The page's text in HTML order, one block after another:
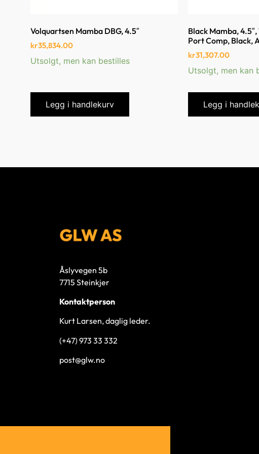
Volquartsen Mamba DBG, 4.5″
kr35,834.00
Utsolgt, men kan bestilles
Legg i handlekurv
Black Mamba,
Port Comp, Black,
kr31,307.00
Utsolgt, men kan
Legg i
Åslyvegen 5b
7715 Steinkjer
Kontaktperson
Kurt Larsen, daglig leder.
(+47) 973 33 332
post@glw.no